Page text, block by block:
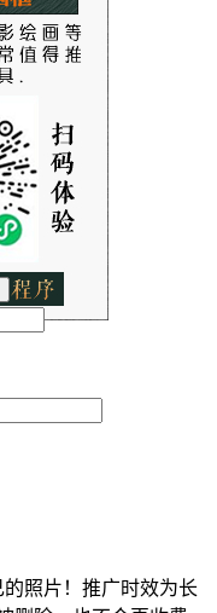
照片！推广时效为长